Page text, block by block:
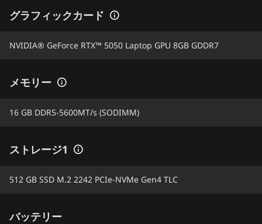
グラフィックカード
NVIDIA® GeForce RTX™ 5050 Laptop GPU 8GB GDDR7
メモリー
16 GB DDR5-5600MT/s (SODIMM)
ストレージ1
512 GB SSD M.2 2242 PCIe-NVMe Gen4 TLC
バッテリー